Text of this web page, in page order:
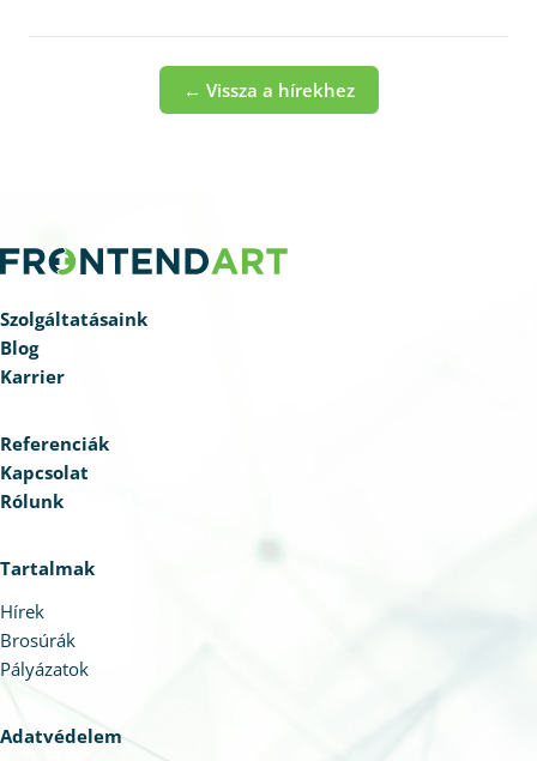
← Vissza a hírekhez
Szolgáltatásaink
Blog
Karrier
Referenciák
Kapcsolat
Rólunk
Tartalmak
Hírek
Brosúrák
Pályázatok
Adatvédelem